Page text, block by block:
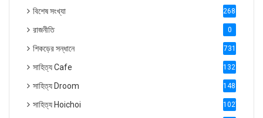
বিশেষ সংখ্যা 2686
রাজনীতি 0
শিকড়ের সন্ধানে 731
সাহিত্য Cafe 1321
সাহিত্য Droom 1488
সাহিত্য Hoichoi 1027